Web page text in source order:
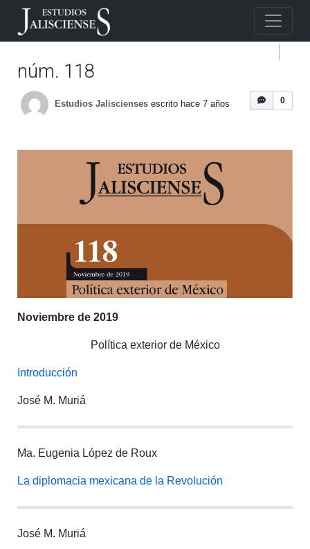
núm. 118
0
Estudios Jaliscienses escrito hace 7 años
Noviembre de 2019
Política exterior de México
Introducción
José M. Muriá
Ma. Eugenia López de Roux
La diplomacia mexicana de la Revolución
José M. Muriá